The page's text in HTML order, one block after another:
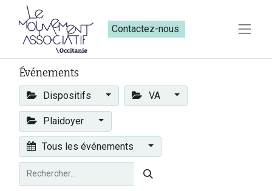
Contactez-nous​​
Événements
Dispositifs VA
Plaidoyer
Tous les événements